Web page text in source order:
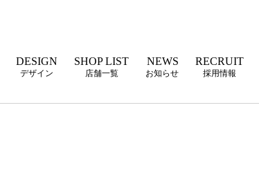
DESIGN
デザイン
SHOP LIST
店舗一覧
NEWS
お知らせ
RECRUIT
採用情報